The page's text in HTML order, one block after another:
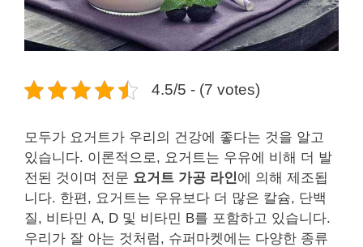
4.5/5 - (7 votes)
모두가 요거트가 우리의 건강에 좋다는 것을 알고
있습니다. 이론적으로, 요거트는 우유에 비해 더 발
전된 것이며 전문 요거트 가공 라인에 의해 제조됩
니다. 한편, 요거트는 우유보다 더 많은 칼슘, 단백
질, 비타민 A, D 및 비타민 B를 포함하고 있습니다.
우리가 잘 아는 것처럼, 슈퍼마켓에는 다양한 종류